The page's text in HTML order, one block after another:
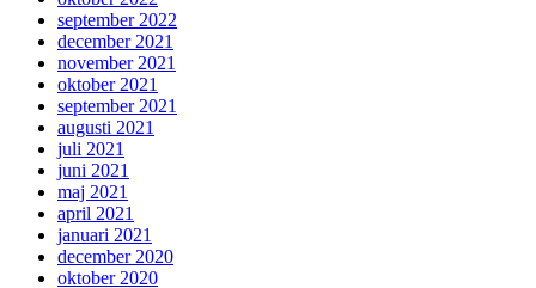
september 2022
december 2021
november 2021
oktober 2021
september 2021
augusti 2021
juli 2021
juni 2021
maj 2021
april 2021
januari 2021
december 2020
oktober 2020